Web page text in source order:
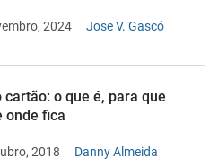
2024 Jose V. Gascó
cartão: o que é, para que
onde fica
2018 Danny Almeida